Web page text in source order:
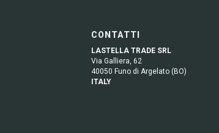
CONTATTI
LASTELLA TRADE SRL
Via Galliera, 62
40050 Funo di Argelato (BO)
ITALY